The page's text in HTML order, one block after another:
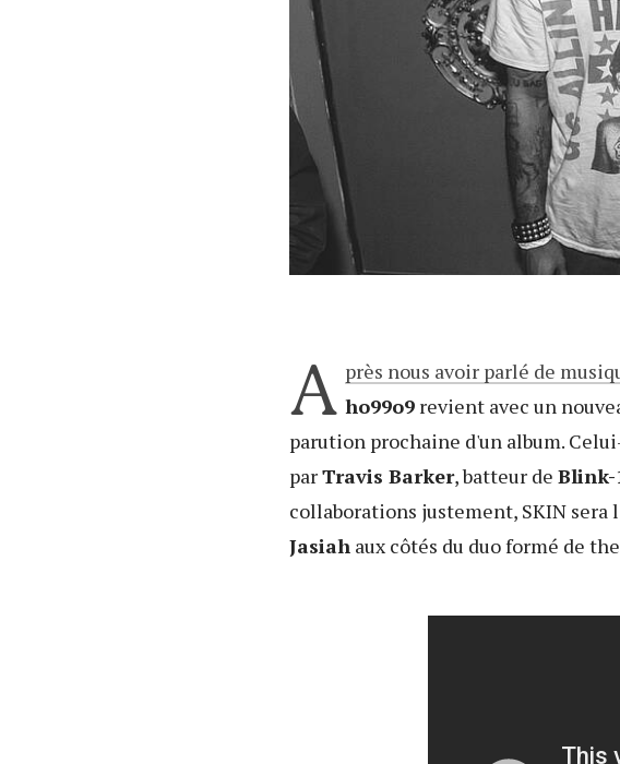
A près nous avoir parlé de
ho99o9revient avec un
parution prochaine d'un album.
parTravis Barker, batteur de Blink-
collaborations justement, SKIN sera
Jasiahaux côtés du duo formé de